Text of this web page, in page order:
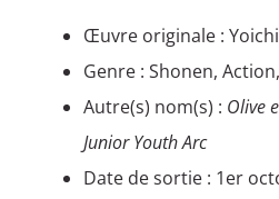
Œuvre originale :
Genre : Shonen,
Autre(s) nom(s) : Olive
Junior Youth Arc
Date de sortie : 1er